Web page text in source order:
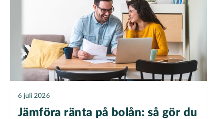
6 juli 2026
Jämföra ränta på bolån: så gör du